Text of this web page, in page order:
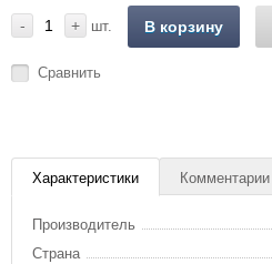
- + шт. В корзину
Сравнить
Характеристики Комментарии
Производитель
Страна